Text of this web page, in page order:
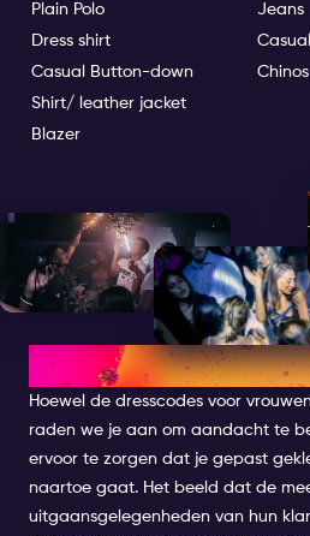
Plain Polo
Jeans
Dress shirt
Casual Button-down
Chinos
Shirt/ leather jacket
Blazer
DRESS CODE
Hoewel de dresscodes voor
raden we je aan om aandacht te
ervoor te zorgen dat je gepast
naartoe gaat. Het beeld dat de
uitgaansgelegenheden van hun